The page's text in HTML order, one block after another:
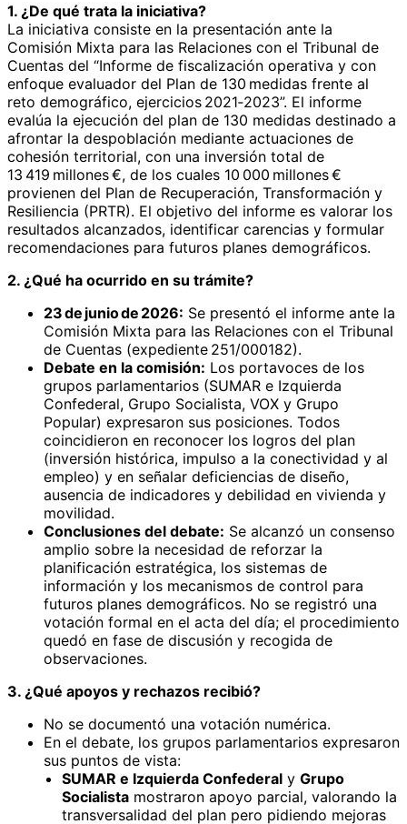
1. ¿De qué trata la iniciativa?
La iniciativa consiste en la presentación ante la
Comisión Mixta para las Relaciones con el Tribunal de
Cuentas del “Informe de fiscalización operativa y con
enfoque evaluador del Plan de 130 medidas frente al
reto demográfico, ejercicios 2021‑2023”. El informe
evalúa la ejecución del plan de 130 medidas destinado a
afrontar la despoblación mediante actuaciones de
cohesión territorial, con una inversión total de
13 419 millones €, de los cuales 10 000 millones €
provienen del Plan de Recuperación, Transformación y
Resiliencia (PRTR). El objetivo del informe es valorar los
resultados alcanzados, identificar carencias y formular
recomendaciones para futuros planes demográficos.
2. ¿Qué ha ocurrido en su trámite?
23 de junio de 2026: Se presentó el informe ante la
Comisión Mixta para las Relaciones con el Tribunal
de Cuentas (expediente 251/000182).
Debate en la comisión: Los portavoces de los
grupos parlamentarios (SUMAR e Izquierda
Confederal, Grupo Socialista, VOX y Grupo
Popular) expresaron sus posiciones. Todos
coincidieron en reconocer los logros del plan
(inversión histórica, impulso a la conectividad y al
empleo) y en señalar deficiencias de diseño,
ausencia de indicadores y debilidad en vivienda y
movilidad.
Conclusiones del debate: Se alcanzó un consenso
amplio sobre la necesidad de reforzar la
planificación estratégica, los sistemas de
información y los mecanismos de control para
futuros planes demográficos. No se registró una
votación formal en el acta del día; el procedimiento
quedó en fase de discusión y recogida de
observaciones.
3. ¿Qué apoyos y rechazos recibió?
No se documentó una votación numérica.
En el debate, los grupos parlamentarios expresaron
sus puntos de vista:
SUMAR e Izquierda Confederal y Grupo
Socialista mostraron apoyo parcial, valorando la
transversalidad del plan pero pidiendo mejoras